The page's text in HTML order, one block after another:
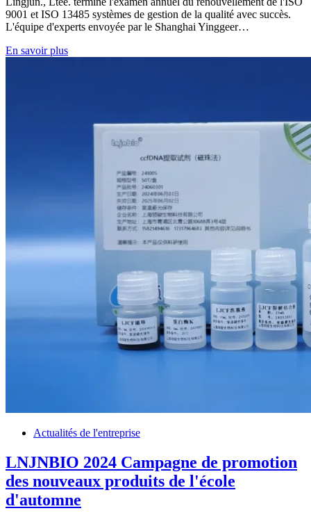
9001 et ISO 13485 systèmes de gestion de la qualité avec succès.
L'équipe d'experts envoyée par le Shanghai Yinggeer…
En savoir plus
Actualités de l'entreprise
LNJNBIO 2024 Campagne de promotion
des nouveaux produits de l'école
d'automne